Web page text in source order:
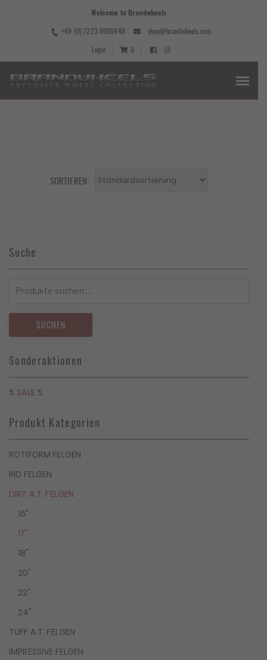
Welcome to Brandwheels
+49 (0) 7223 8000448
shop@brandwheels.com
Login
0
SORTIEREN:
Suche
nach:
SUCHEN
Sonderaktionen
% SALE %
Produkt Kategorien
ROTIFORM FELGEN
RID FELGEN
DIRT A.T. FELGEN
16"
17"
18"
20"
22"
24"
TUFF A.T. FELGEN
IMPRESSIVE FELGEN